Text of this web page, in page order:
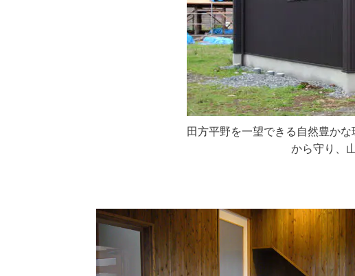
田方平野を一望できる自然豊か
から守り、